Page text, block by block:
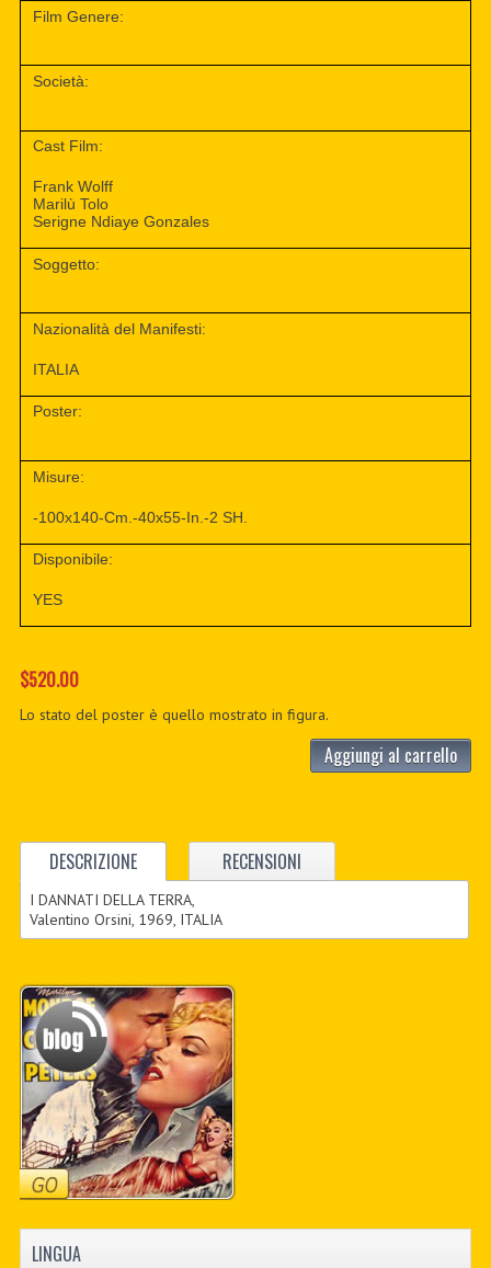
Film Genere:
Società:
Cast Film:
Frank Wolff
Marilù Tolo
Serigne Ndiaye Gonzales
Soggetto:
Nazionalità del Manifesti:
ITALIA
Poster:
Misure:
-100x140-Cm.-40x55-In.-2 SH.
Disponibile:
YES
$520.00
Lo stato del poster è quello mostrato in figura.
Aggiungi al carrello
DESCRIZIONE RECENSIONI
I DANNATI DELLA TERRA,
Valentino Orsini, 1969, ITALIA
LINGUA